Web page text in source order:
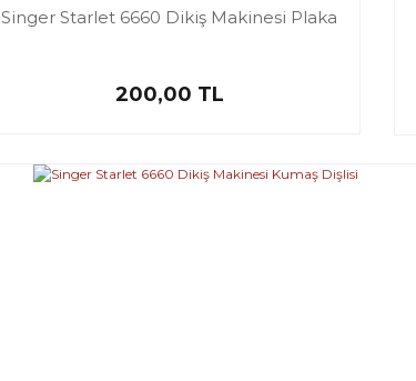
Singer Starlet 6660 Dikiş Makinesi Plaka
200,00 TL